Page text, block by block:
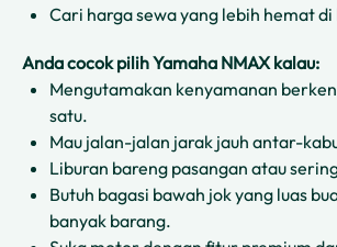
Cari harga sewa yang lebih hemat
Anda cocok pilih Yamaha NMAX kalau:
Mengutamakan kenyamanan
satu.
Mau jalan-jalan jarak jauh antar-
Liburan bareng pasangan atau
Butuh bagasi bawah jok yang luas
banyak barang.